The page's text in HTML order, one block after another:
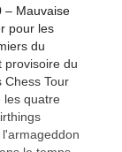
– Mauvaise
pour les
du
provisoire du
Chess Tour
les quatre